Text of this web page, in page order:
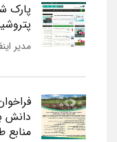
پارک
مدیر
دانش
منابع